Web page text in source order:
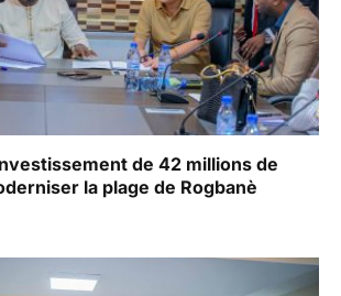
de 42 millions de
la plage de Rogbanè